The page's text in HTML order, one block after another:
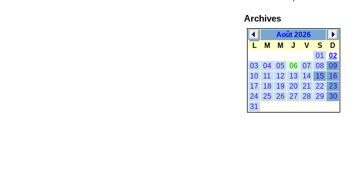
Archives
Août 2026
L
M M J V S
D
01
02
03
04 05 06 07 08
09
10
11 12 13 14 15
16
17
18 19 20 21 22
23
24 25 26 27 28 29
30
31